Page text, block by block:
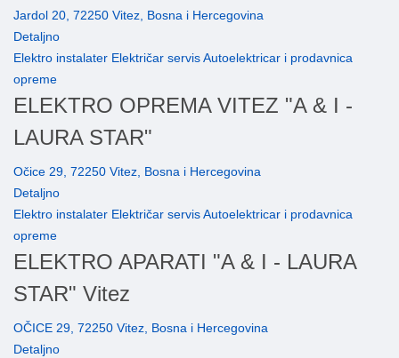
Jardol 20, 72250 Vitez, Bosna i Hercegovina
Detaljno
Elektro instalater Električar servis Autoelektricar i prodavnica
opreme
ELEKTRO OPREMA VITEZ "A & I -
LAURA STAR"
Očice 29, 72250 Vitez, Bosna i Hercegovina
Detaljno
Elektro instalater Električar servis Autoelektricar i prodavnica
opreme
ELEKTRO APARATI "A & I - LAURA
STAR" Vitez
OČICE 29, 72250 Vitez, Bosna i Hercegovina
Detaljno